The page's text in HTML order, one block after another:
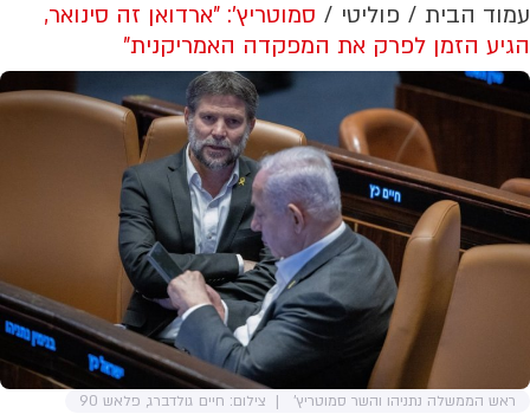
עמוד הבית פוליטי
סמוטריץ': "ארדואן זה סינואר,
הגיע הזמן לפרק את המפקדה האמריקנית"
ראש הממשלה נתניהו והשר סמוטריץ' צילום: חיים גולדברג, פלאש 90